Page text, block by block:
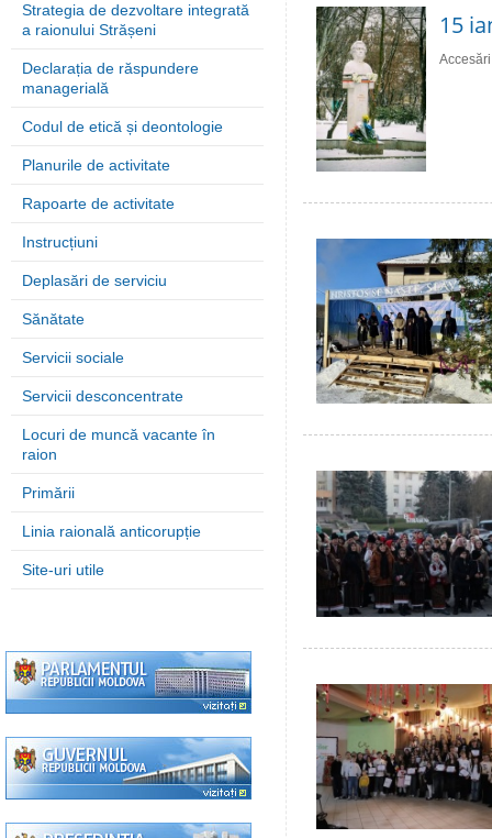
Strategia de dezvoltare integrată
a raionului Strășeni
Declarația de răspundere
managerială
Codul de etică și deontologie
Planurile de activitate
Rapoarte de activitate
Instrucțiuni
Deplasări de serviciu
Sănătate
Servicii sociale
Servicii desconcentrate
Locuri de muncă vacante în
raion
Primării
Linia raională anticorupție
Site-uri utile
15